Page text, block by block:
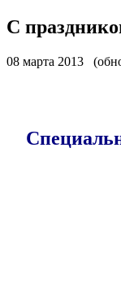
С
08 марта 2013